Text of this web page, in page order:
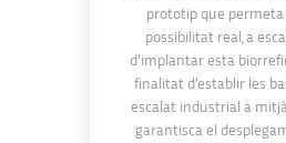
prototip que permeta
possibilitat real, a
d’implantar esta
finalitat d’establir les
escalat industrial a
garantisca el